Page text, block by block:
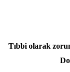
Tıbbi olarak